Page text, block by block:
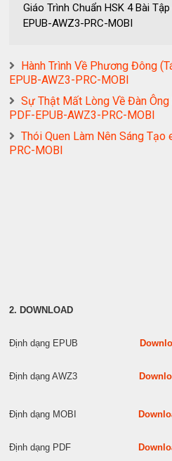
Giáo Trình Chuẩn HSK 4 Bài
EPUB-AWZ3-PRC-MOBI
Hành Trình Về Phương Đông
EPUB-AWZ3-PRC-MOBI
Sự Thật Mất Lòng Về Đàn
PDF-EPUB-AWZ3-PRC-MOBI
Thói Quen Làm Nên Sáng
PRC-MOBI
2. DOWNLOAD
Định dạng EPUB
Định dạng AWZ3
Định dạng MOBI
Định dạng PDF